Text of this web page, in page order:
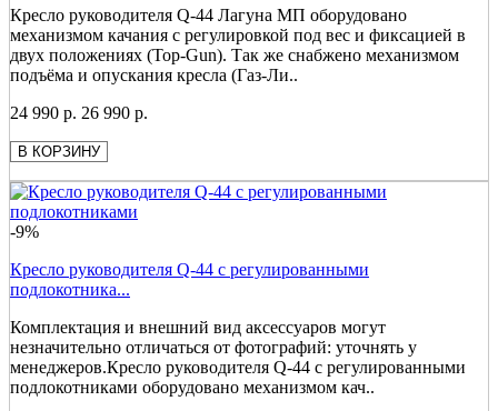
Кресло руководителя Q-44 Лагуна МП оборудовано
механизмом качания с регулировкой под вес и фиксацией в
двух положениях (Top-Gun). Так же снабжено механизмом
подъёма и опускания кресла (Газ-Ли..
24 990 р. 26 990 р.
В КОРЗИНУ
-9%
Кресло руководителя Q-44 с регулированными
подлокотника...
Комплектация и внешний вид аксессуаров могут
незначительно отличаться от фотографий: уточнять у
менеджеров.Кресло руководителя Q-44 с регулированными
подлокотниками оборудовано механизмом кач..